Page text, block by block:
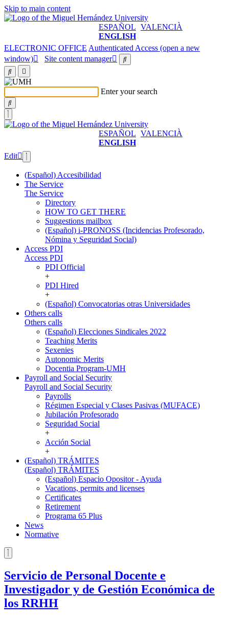
Skip to main content
ESPAÑOL VALENCIÀ
ENGLISH
ELECTRONIC OFFICE Authenticated Access (open a new
window)
Site content manager
Enter your search
ESPAÑOL VALENCIÀ
ENGLISH
Edit
(Español) Accesibilidad
The Service
The Service
Directory
HOW TO GET THERE
Suggestions mailbox
(Español) i-PRONOSS (Incidencias Profesorado,
Nómina y Seguridad Social)
Access PDI
Access PDI
PDI Official
+
PDI Hired
+
(Español) Convocatorias otras Universidades
Others calls
Others calls
(Español) Elecciones Sindicales 2022
Teaching Merits
Sexenies
Autonomic Merits
Docentia Program-UMH
Payroll and Social Security
Payroll and Social Security
Payrolls
Régimen Especial y Clases Pasivas (MUFACE)
Jubilación Profesorado
Seguridad Social
+
Acción Social
+
(Español) TRÁMITES
(Español) TRÁMITES
(Español) Espacio Opositor - Ayuda
Vacations, permits and licenses
Certificates
Retirement
Programa 65 Plus
News
Normative
Servicio de Personal Docente e
Investigador y de Gestión Económica de
los RRHH